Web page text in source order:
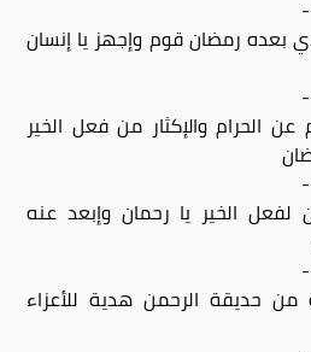
بعده رمضان قوم وإجهز يا إنسان
الحرام والإكثار من فعل الخير
الخير يا رحمان وإبعد عنه
حديقة الرحمن هدية للأعزاء